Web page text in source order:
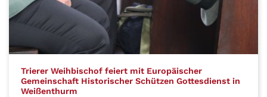
Trierer Weihbischof feiert mit Europäischer
Gemeinschaft Historischer Schützen Gottesdienst in
Weißenthurm